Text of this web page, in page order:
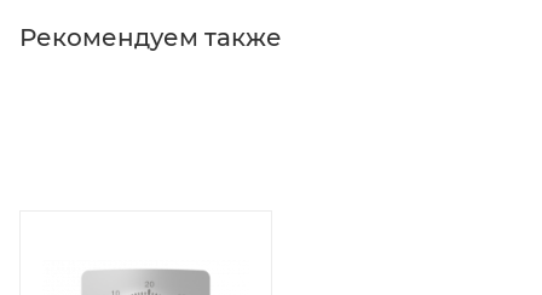
Рекомендуем также